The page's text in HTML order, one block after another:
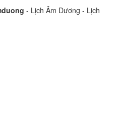
- Lịch Âm Dương - Lịch